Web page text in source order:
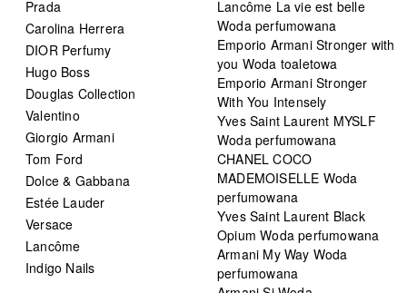
Prada
Carolina Herrera
DIOR Perfumy
Hugo Boss
Douglas Collection
Valentino
Giorgio Armani
Tom Ford
Dolce & Gabbana
Estée Lauder
Versace
Lancôme
Indigo Nails
Lancôme La vie est belle
Woda perfumowana
Emporio Armani Stronger with
you Woda toaletowa
Emporio Armani Stronger
With You Intensely
Yves Saint Laurent MYSLF
Woda perfumowana
CHANEL COCO
MADEMOISELLE Woda
perfumowana
Yves Saint Laurent Black
Opium Woda perfumowana
Armani My Way Woda
perfumowana